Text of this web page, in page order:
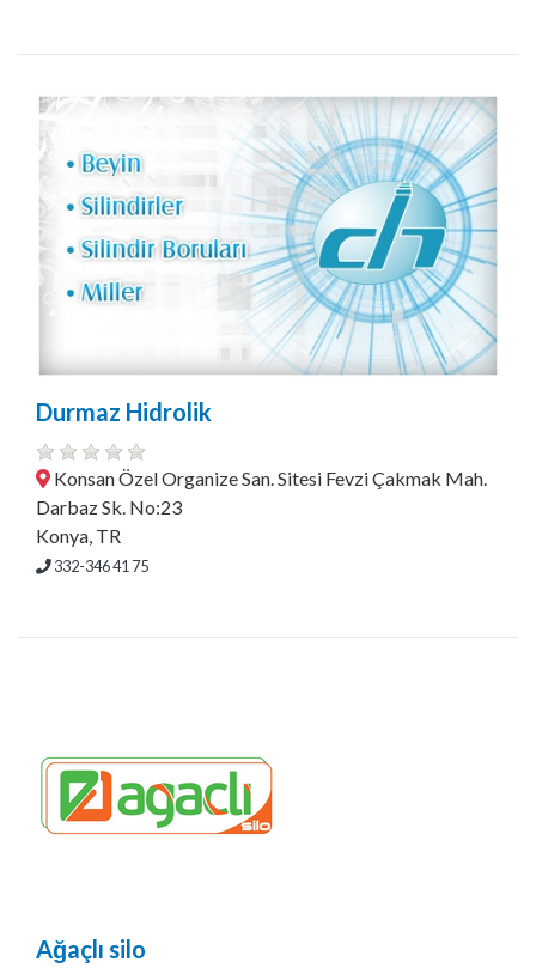
Durmaz Hidrolik
Konsan Özel Organize San. Sitesi Fevzi Çakmak Mah.
Darbaz Sk. No:23
Konya, TR
332-346 41 75
Ağaçlı silo